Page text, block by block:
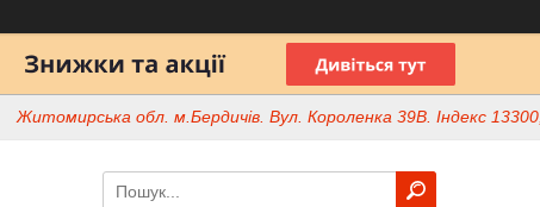
Житомирська обл. м.Бердичів. Вул. Короленка 39В. Індекс